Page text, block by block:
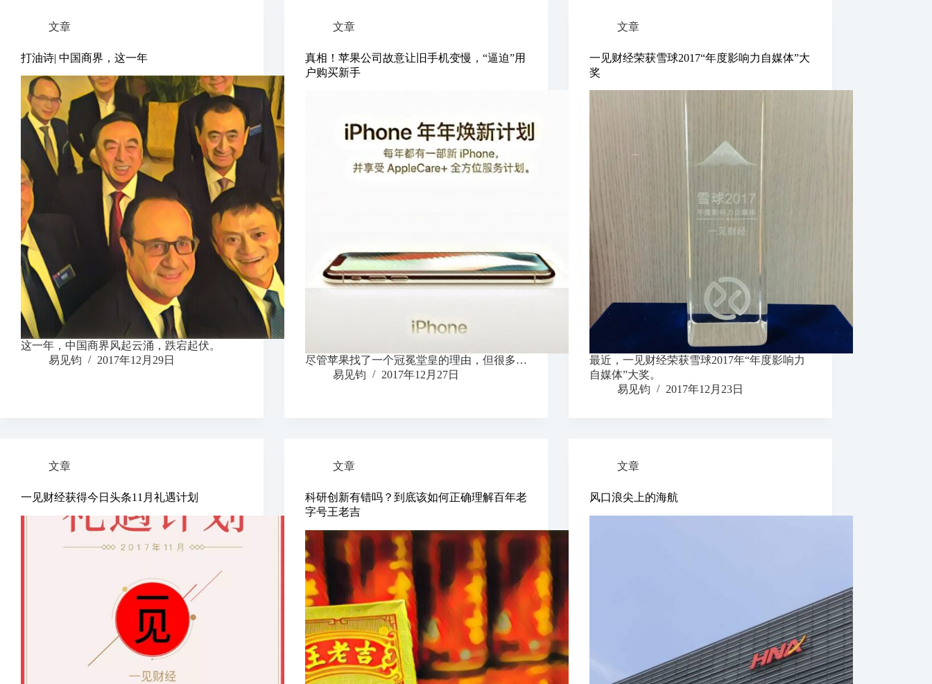
文章
打油诗| 中国商界，这一年
这一年，中国商界风起云涌，跌宕起伏。
易见钧
2017年12月29日
文章
真相！苹果公司故意让旧手机变慢，“逼迫”用
户购买新手
尽管苹果找了一个冠冕堂皇的理由，但很多…
易见钧
2017年12月27日
文章
一见财经荣获雪球2017“年度影响力自媒体”大
奖
最近，一见财经荣获雪球2017年“年度影响力
自媒体”大奖。
易见钧
2017年12月23日
文章
一见财经获得今日头条11月礼遇计划
文章
科研创新有错吗？到底该如何正确理解百年老
字号王老吉
文章
风口浪尖上的海航